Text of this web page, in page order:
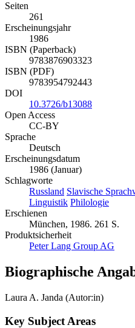
Seiten
261
Erscheinungsjahr
1986
ISBN (Paperback)
9783876903323
ISBN (PDF)
9783954792443
DOI
10.3726/b13088
Open Access
CC-BY
Sprache
Deutsch
Erscheinungsdatum
1986 (Januar)
Schlagworte
Russland Slavische
Linguistik Philologie
Erschienen
München, 1986. 261 S.
Produktsicherheit
Peter Lang Group AG
Biographische
Laura A. Janda (Autor:in)
Key Subject Areas